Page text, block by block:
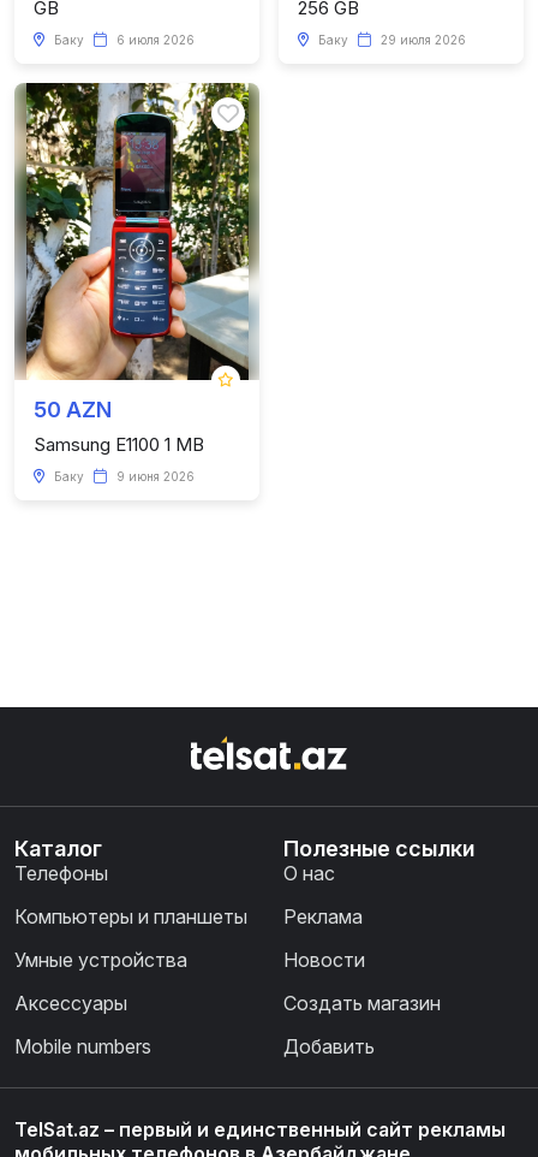
GB
Баку 6 июля 2026
256 GB
Баку 29 июля 2026
50 AZN
Samsung E1100 1 MB
Баку 9 июня 2026
Каталог
Телефоны
Компьютеры и планшеты
Умные устройства
Аксессуары
Mobile numbers
Полезные ссылки
О нас
Реклама
Новости
Создать магазин
Добавить
TelSat.az – первый и единственный сайт рекламы